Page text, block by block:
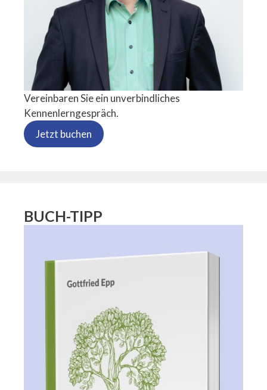
Vereinbaren Sie ein unverbindliches
Kennenlerngespräch.
Jetzt buchen
BUCH-TIPP